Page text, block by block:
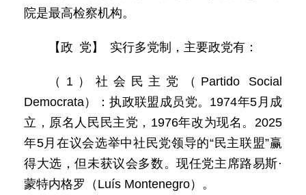
院是最高检察机构。
【政 党】 实行多党制，主要政党有：
（1）社会民主党（Partido Social
Democrata）：执政联盟成员党。1974年5月成
立，原名人民民主党，1976年改为现名。2025
年5月在议会选举中社民党领导的“民主联盟”赢
得大选，但未获议会多数。现任党主席路易斯·
蒙特内格罗（Luís Montenegro）。